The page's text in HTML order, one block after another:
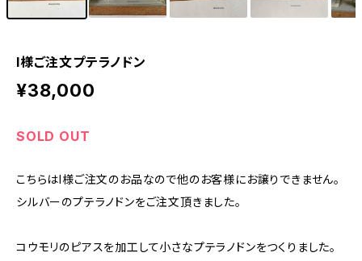
I様ご注文プテラノドン
¥38,000
SOLD OUT
こちらはI様ご注文のお品なので他のお客様にお譲りできません。
シルバーのプテラノドンをご注文頂きました。
コウモリのピアスを加工して小さなプテラノドンをつくりました。